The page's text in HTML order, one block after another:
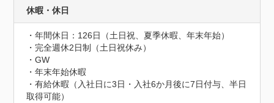
休暇・休日
・年間休日：126日（土日祝、夏季休暇、年末年始）
・完全週休2日制（土日祝休み）
・GW
・年末年始休暇
・有給休暇（入社日に3日・入社6か月後に7日付与、半日
取得可能）